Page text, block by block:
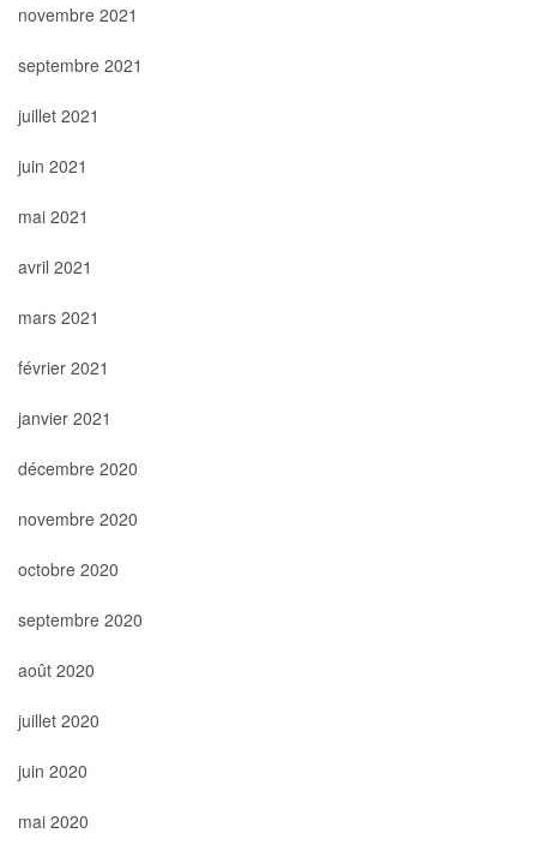
novembre 2021
septembre 2021
juillet 2021
juin 2021
mai 2021
avril 2021
mars 2021
février 2021
janvier 2021
décembre 2020
novembre 2020
octobre 2020
septembre 2020
août 2020
juillet 2020
juin 2020
mai 2020